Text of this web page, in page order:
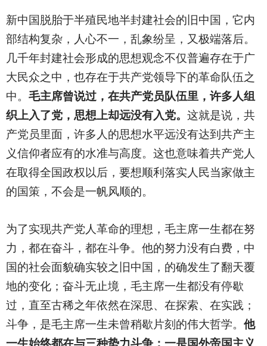
新中国脱胎于半殖民地半封建社会的旧中国，它内
部结构复杂，人心不一，乱象纷呈，又极端落后。
几千年封建社会形成的思想观念不仅普遍存在于广
大民众之中，也存在于共产党领导下的革命队伍之
中。 毛主席曾说过，在共产党员队伍里，许多人组
织上入了党，思想上却远没有入党。 这就是说，共
产党员里面，许多人的思想水平远没有达到共产主
义信仰者应有的水准与高度。这也意味着共产党人
在取得全国政权以后，要想顺利落实人民当家做主
的国策，不会是一帆风顺的。
为了实现共产党人革命的理想，毛主席一生都在努
力，都在奋斗，都在斗争。他的努力没有白费，中
国的社会面貌确实较之旧中国，的确发生了翻天覆
地的变化；奋斗无止境，毛主席一生都没有停歇
过，直至古稀之年依然在深思、在探索、在实践；
斗争，是毛主席一生未曾稍歇片刻的伟大哲学。 他
一生始终都在与三种势力斗争：一是国外帝国主义